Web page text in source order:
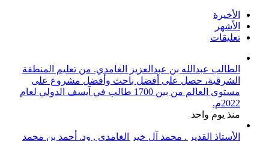
الأخيرة
الأشهر
تعليقات
الطالب عبدالله بن عبدالعزيز الغامدي. من تعليم المنطقة
الشرقية، حصل على أفضل باحث وأفضل مشروع على
مستوى العالم من بين 1700 طالب في آيسف الدولي لعام
2022م.
منذ يوم واحد
الأستاذ القدير . محمد آل خير الغامدي , ود. أحمد بن محمد